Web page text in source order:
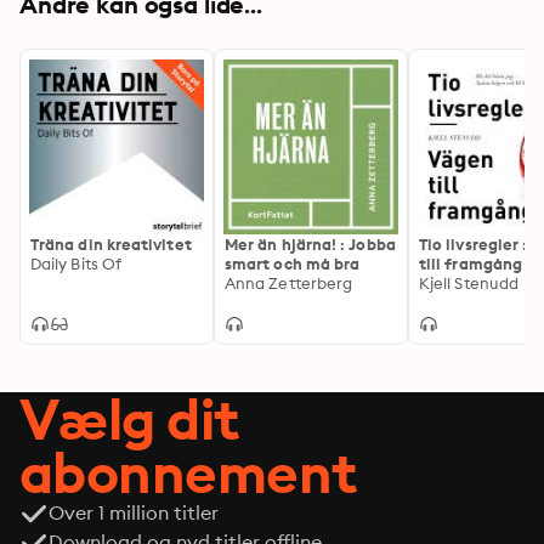
Träna din kreativitet
Daily Bits Of
Mer än hjärna! : Jobba
smart och må bra
Anna Zetterberg
Tio livsregler :
till framgång
Kjell Stenudd
Vælg dit
abonnement
Over 1 million titler